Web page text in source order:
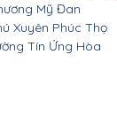
Mỹ Đan
Xuyên Phúc Thọ
Tín Ứng Hòa